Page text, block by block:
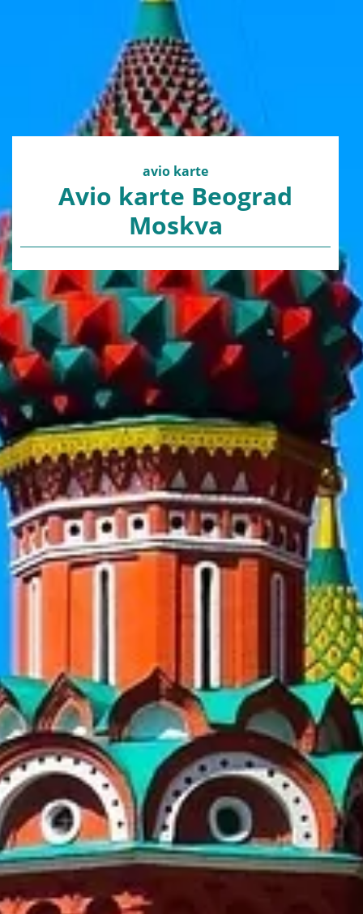
avio karte
Avio karte Beograd
Moskva